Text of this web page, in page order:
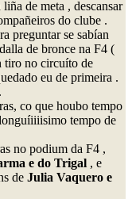
de meta , descansar
do clube .
preguntar se sabían
de bronce na F4 (
tiro no circuíto de
eu de primeira .
co que houbo tempo
tempo de
no podium da F4 ,
e do Trigal , e
de Julia Vaquero e